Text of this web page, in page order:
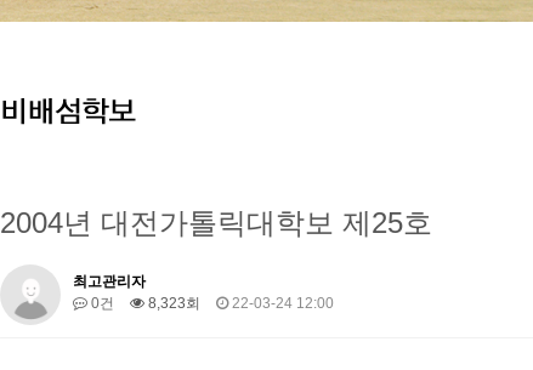
2004년 대전가톨릭대학보 제25호
최고관리자
0건
8,323회 22-03-24 12:00